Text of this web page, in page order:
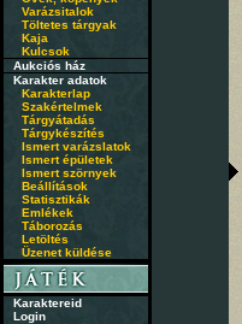
Varázsitalok
Töltetes tárgyak
Kaja
Kulcsok
Aukciós ház
Karakter adatok
Karakterlap
Szakértelmek
Tárgyátadás
Tárgykészítés
Ismert varázslatok
Ismert épületek
Ismert szörnyek
Beállítások
Statisztikák
Emlékek
Táborozás
Letöltés
Üzenet küldése
Karaktereid
Login